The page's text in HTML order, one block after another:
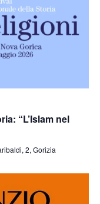
“L’Islam nel
2, Gorizia